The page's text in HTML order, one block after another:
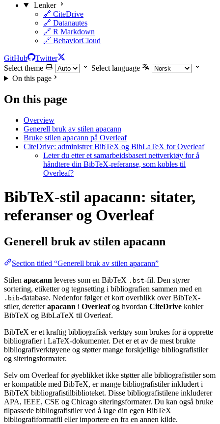
Lenker
🔗 CiteDrive
🔗 Datanautes
🔗 R Markdown
🔗 BehaviorCloud
GitHub
Twitter
Select theme
Select language
On this page
On this page
Overview
Generell bruk av stilen apacann
Bruke stilen apacann på Overleaf
CiteDrive: administrer BibTeX og BibLaTeX for Overleaf
Leter du etter et samarbeidsbasert nettverktøy for å
håndtere din BibTeX-referanse, som kobles til
Overleaf?
BibTeX-stil apacann: sitater,
referanser og Overleaf
Generell bruk av stilen apacann
Section titled “Generell bruk av stilen apacann”
Stilen apacann leveres som en BibTeX .bst-fil. Den styrer
sortering, etiketter og tegnsetting i bibliografien sammen med en
.bib-database. Nedenfor følger et kort overblikk over BibTeX-
stiler, deretterapacann i Overleafog hvordan CiteDrive kobler
BibTeX og BibLaTeX til Overleaf.
BibTeX er et kraftig bibliografisk verktøy som brukes for å opprette
bibliografier i LaTeX-dokumenter. Det er et av de mest brukte
bibliografiverktøyene og støtter mange forskjellige bibliografistiler
og siteringsformater.
Selv om Overleaf for øyeblikket ikke støtter alle bibliografistiler som
er kompatible med BibTeX, er mange bibliografistiler inkludert i
BibTeX bibliografistilbiblioteket. Disse bibliografistilene inkluderer
APA, IEEE, CSE og Chicago siteringsformater. Du kan også bruke
tilpassede bibliografistiler ved å lage din egen BibTeX
bibliografiformatfil eller importere en fra en annen kilde.